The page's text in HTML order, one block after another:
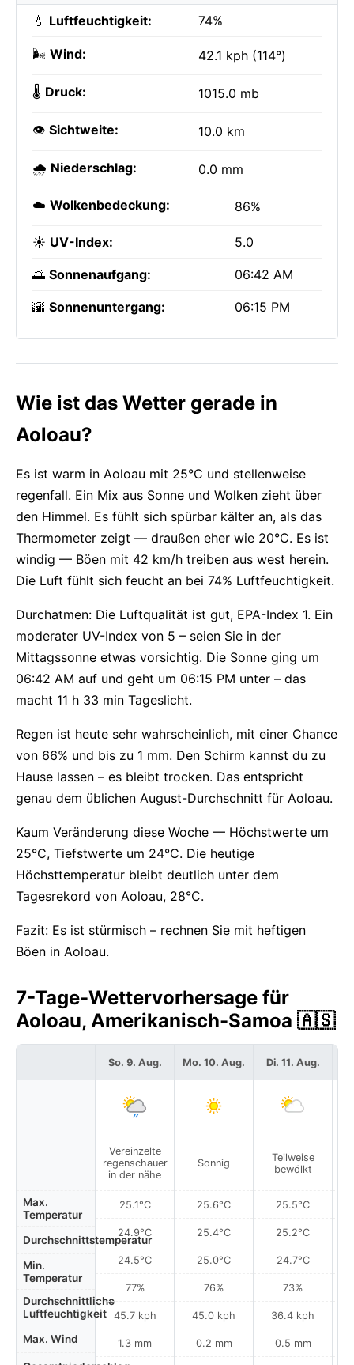
💧 Luftfeuchtigkeit: 74%
🌬️ Wind: 42.1 kph (114°)
🌡️ Druck: 1015.0 mb
👁️ Sichtweite: 10.0 km
🌧️ Niederschlag: 0.0 mm
☁️ Wolkenbedeckung: 86%
☀️ UV-Index: 5.0
🌅 Sonnenaufgang: 06:42 AM
🌇 Sonnenuntergang: 06:15 PM
Wie ist das Wetter gerade in
Aoloau?
Es ist warm in Aoloau mit 25°C und stellenweise
regenfall. Ein Mix aus Sonne und Wolken zieht über
den Himmel. Es fühlt sich spürbar kälter an, als das
Thermometer zeigt — draußen eher wie 20°C. Es ist
windig — Böen mit 42 km/h treiben aus west herein.
Die Luft fühlt sich feucht an bei 74% Luftfeuchtigkeit.
Durchatmen: Die Luftqualität ist gut, EPA-Index 1. Ein
moderater UV-Index von 5 – seien Sie in der
Mittagssonne etwas vorsichtig. Die Sonne ging um
06:42 AM auf und geht um 06:15 PM unter – das
macht 11 h 33 min Tageslicht.
Regen ist heute sehr wahrscheinlich, mit einer Chance
von 66% und bis zu 1 mm. Den Schirm kannst du zu
Hause lassen – es bleibt trocken. Das entspricht
genau dem üblichen August-Durchschnitt für Aoloau.
Kaum Veränderung diese Woche — Höchstwerte um
25°C, Tiefstwerte um 24°C. Die heutige
Höchsttemperatur bleibt deutlich unter dem
Tagesrekord von Aoloau, 28°C.
Fazit: Es ist stürmisch – rechnen Sie mit heftigen
Böen in Aoloau.
7-Tage-Wettervorhersage für
Aoloau, Amerikanisch-Samoa 🇦🇸
Max.
Temperatur
Durchschnittstemperatur
Min.
Temperatur
Durchschnittliche
Luftfeuchtigkeit
Max. Wind
So. 9. Aug.
Vereinzelte
regenschauer
in der nähe
25.1°C
24.9°C
24.5°C
77%
45.7 kph
1.3 mm
Mo. 10. Aug.
Sonnig
25.6°C
25.4°C
25.0°C
76%
45.0 kph
0.2 mm
Di. 11. Aug.
Teilweise
bewölkt
25.5°C
25.2°C
24.7°C
73%
36.4 kph
0.5 mm